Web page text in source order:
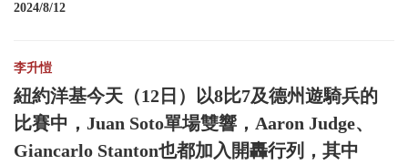
2024/8/12
李升愷
紐約洋基今天（12日）以8比7及德州遊騎兵的
比賽中，Juan Soto單場雙響，Aaron Judge、
Giancarlo Stanton也都加入開轟行列，其中